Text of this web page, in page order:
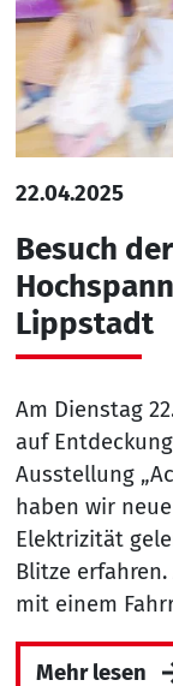
22.04.2025
Besuch
Lippstadt
Am Dienstag
auf
Ausstellung
haben wir
Elektrizität
Blitze
mit einem
Mehr lesen